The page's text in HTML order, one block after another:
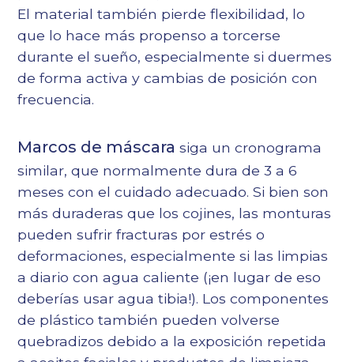
El material también pierde flexibilidad, lo
que lo hace más propenso a torcerse
durante el sueño, especialmente si duermes
de forma activa y cambias de posición con
frecuencia.
Marcos de máscara siga un cronograma
similar, que normalmente dura de 3 a 6
meses con el cuidado adecuado. Si bien son
más duraderas que los cojines, las monturas
pueden sufrir fracturas por estrés o
deformaciones, especialmente si las limpias
a diario con agua caliente (¡en lugar de eso
deberías usar agua tibia!). Los componentes
de plástico también pueden volverse
quebradizos debido a la exposición repetida